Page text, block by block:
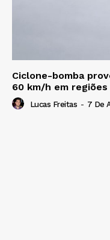
Ciclone-bomba
60 km/h em
Lucas Freitas - 7 De